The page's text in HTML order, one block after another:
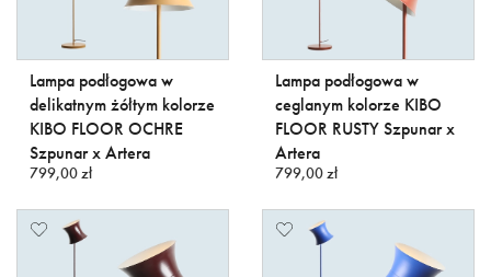
Lampa podłogowa w
delikatnym żółtym kolorze
KIBO FLOOR OCHRE
Szpunar x Artera
799,00 zł
Lampa podłogowa w
ceglanym kolorze KIBO
FLOOR RUSTY Szpunar x
Artera
799,00 zł